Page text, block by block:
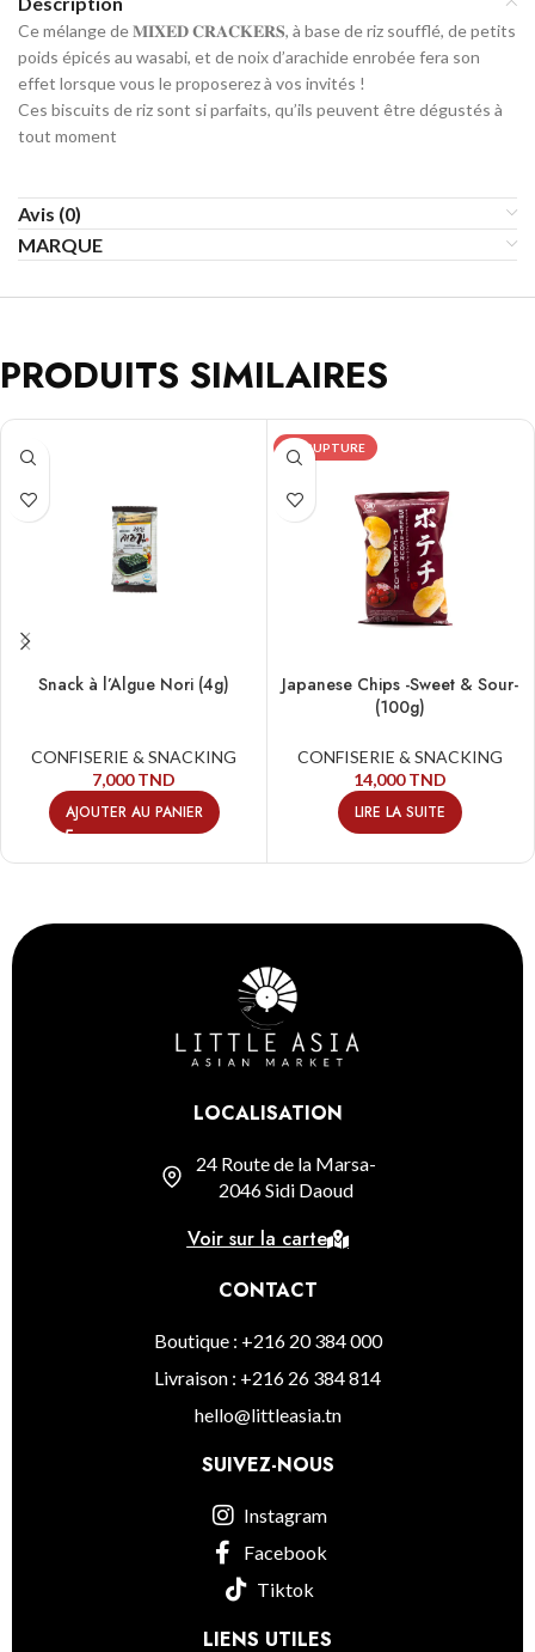
Ce mélange de 𝐌𝐈𝐗𝐄𝐃 𝐂𝐑𝐀𝐂𝐊𝐄𝐑𝐒, à base de riz soufflé, de petits
poids épicés au wasabi, et de noix d’arachide enrobée fera son
effet lorsque vous le proposerez à vos invités !
Ces biscuits de riz sont si parfaits, qu’ils peuvent être dégustés à
tout moment
Avis (0)
MARQUE
PRODUITS SIMILAIRES
Snack à l’Algue Nori (4g)
CONFISERIE & SNACKING
7,000TND
AJOUTER AU PANIER
EN RUPTURE
Japanese Chips -Sweet & Sour-
(100g)
CONFISERIE & SNACKING
14,000TND
LIRE LA SUITE
LOCALISATION
24 Route de la Marsa-
2046 Sidi Daoud
Voir sur la carte
CONTACT
Boutique : +216 20 384 000
Livraison : +216 26 384 814
hello@littleasia.tn
SUIVEZ-NOUS
Instagram
Facebook
Tiktok
LIENS UTILES